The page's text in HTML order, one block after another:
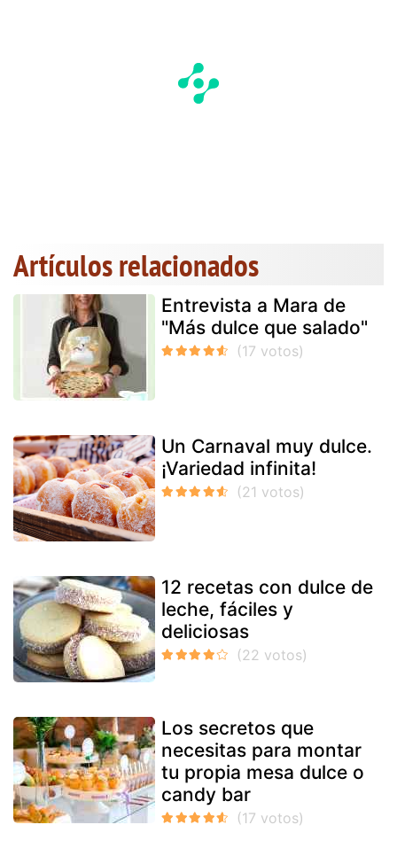
Artículos relacionados
Entrevista a Mara de
"Más dulce que salado"
Un Carnaval muy dulce.
¡Variedad infinita!
12 recetas con dulce de
leche, fáciles y
deliciosas
Los secretos que
necesitas para montar
tu propia mesa dulce o
candy bar